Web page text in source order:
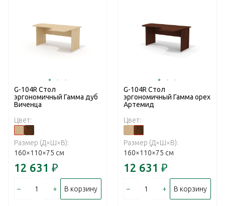
G-104R Стол
эргономичный Гамма дуб
Виченца
Цвет:
Размер (Д×Ш×В):
160×110×75 см
12 631 ₽
– + В корзину
G-104R Стол
эргономичный Гамма орех
Артемид
Цвет:
Размер (Д×Ш×В):
160×110×75 см
12 631 ₽
– + В корзину